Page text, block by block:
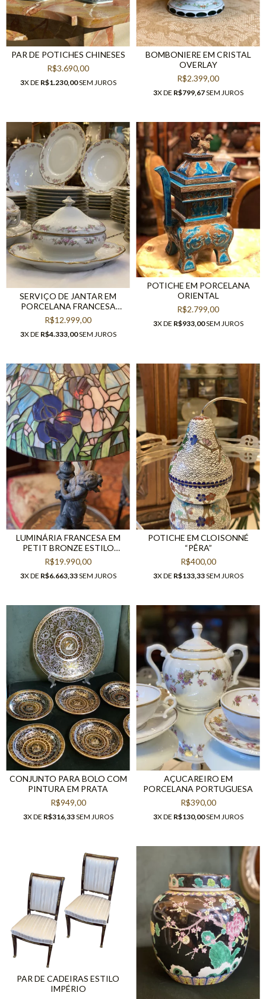
PAR DE POTICHES CHINESES
R$3.690,00
3X DE R$1.230,00SEM JUROS
BOMBONIERE EM CRISTAL
OVERLAY
R$2.399,00
3X DE R$799,67SEM JUROS
SERVIÇO DE JANTAR EM
PORCELANA FRANCESA
PILLIVUY & CO
R$12.999,00
3X DE R$4.333,00SEM JUROS
POTICHE EM PORCELANA
ORIENTAL
R$2.799,00
3X DE R$933,00SEM JUROS
LUMINÁRIA FRANCESA EM
PETIT BRONZE ESTILO
TIFFANY
R$19.990,00
3X DE R$6.663,33SEM JUROS
POTICHE EM CLOISONNÉ
“PÊRA”
R$400,00
3X DE R$133,33SEM JUROS
CONJUNTO PARA BOLO COM
PINTURA EM PRATA
R$949,00
3X DE R$316,33SEM JUROS
AÇUCAREIRO EM
PORCELANA PORTUGUESA
R$390,00
3X DE R$130,00SEM JUROS
PAR DE CADEIRAS ESTILO
IMPÉRIO